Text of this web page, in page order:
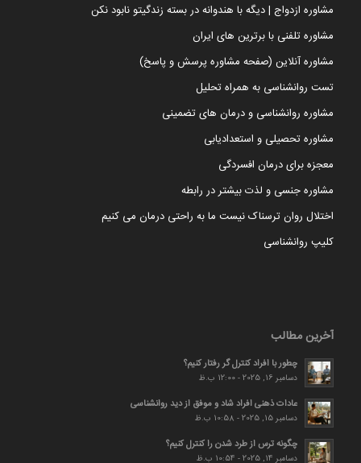
مشاوره ازدواج | دیگه با هندوانه در بسته زندگیتو نابود نکن
مشاوره تلفنی با برترین های ایران
مشاوره آنلاین (صفحه مشاوره پرسش و پاسخ)
تست روانشناسی به همراه تحلیل
مشاوره روانشناسی و درمان های تضمینی
مشاوره تحصیلی و استعدادیابی
معجزه برای درمان افسردگی
مشاوره جنسی و لذت بیشتر در رابطه
اختلال روان ترسناک نیست ما به راحتی درمان می کنیم
کلیپ روانشناسی
آخرین مطالب
چطور با افراد کنترل گر رفتار کنیم؟
دسامبر 16, 2025 - 12:00 ب.ظ
عادات ذهنی افراد شاد و موفق از دید روانشناسی
دسامبر 15, 2025 - 10:58 ب.ظ
چگونه ترس از طرد شدن را کنترل کنیم؟
دسامبر 14, 2025 - 10:54 ب.ظ